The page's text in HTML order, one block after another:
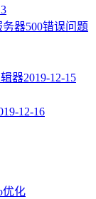
务器500错误问题
器2019-12-15
12-16
优化